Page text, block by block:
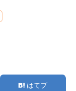
はてブ